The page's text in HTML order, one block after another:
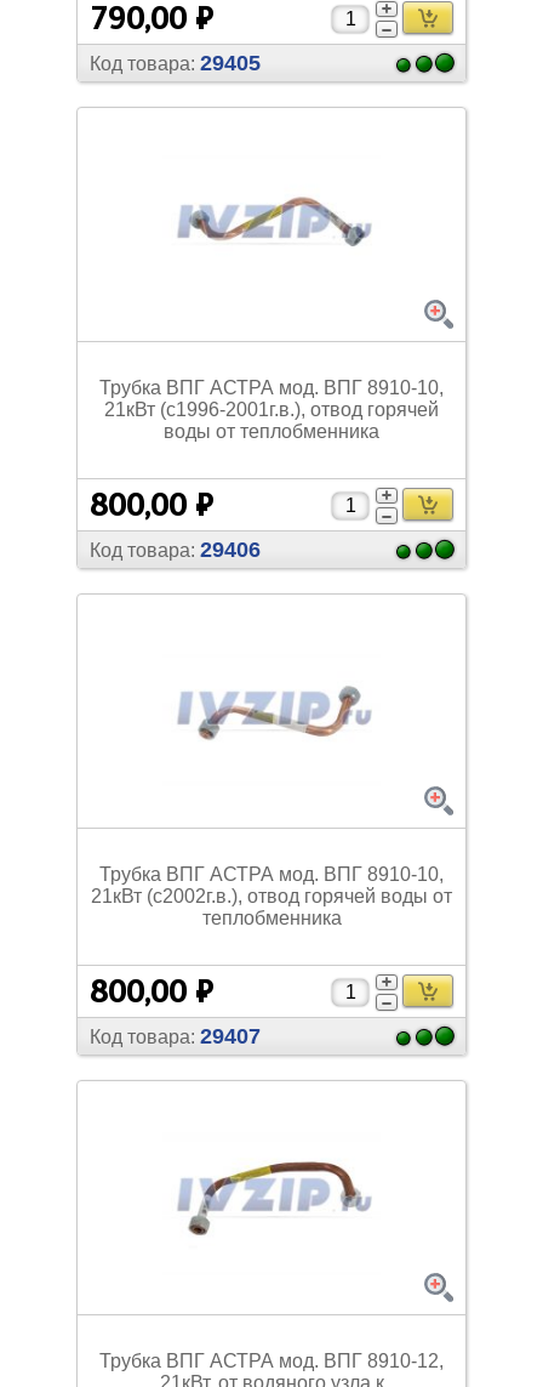
790,00 ₽
Код товара: 29405
Трубка ВПГ АСТРА мод. ВПГ 8910-10,
21кВт (с1996-2001г.в.), отвод горячей
воды от теплобменника
800,00 ₽
Код товара: 29406
Трубка ВПГ АСТРА мод. ВПГ 8910-10,
21кВт (с2002г.в.), отвод горячей воды от
теплобменника
800,00 ₽
Код товара: 29407
Трубка ВПГ АСТРА мод. ВПГ 8910-12,
21кВт, от водяного узла к